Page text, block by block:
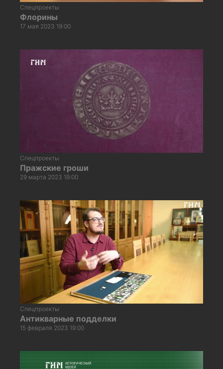
Спецпроекты
Флорины
17 мая 2023 19:00
Спецпроекты
Пражские гроши
29 марта 2023 19:00
Спецпроекты
Антикварные подделки
15 февраля 2023 19:00